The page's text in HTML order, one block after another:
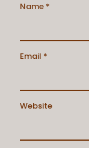
Name *
Email *
Website